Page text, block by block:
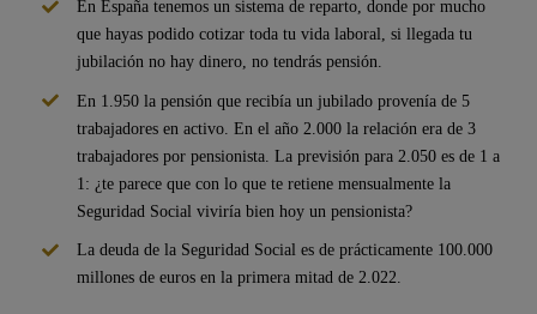
En España tenemos un sistema de reparto, donde por mucho
que hayas podido cotizar toda tu vida laboral, si llegada tu
jubilación no hay dinero, no tendrás pensión.
En 1.950 la pensión que recibía un jubilado provenía de 5
trabajadores en activo. En el año 2.000 la relación era de 3
trabajadores por pensionista. La previsión para 2.050 es de 1 a
1: ¿te parece que con lo que te retiene mensualmente la
Seguridad Social viviría bien hoy un pensionista?
La deuda de la Seguridad Social es de prácticamente 100.000
millones de euros en la primera mitad de 2.022.